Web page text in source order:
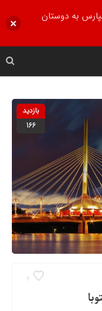
بازدید
166
4
به دوستان